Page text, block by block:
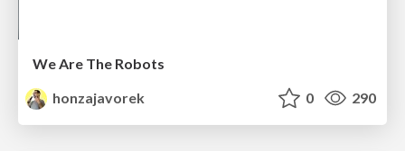
We Are The Robots
honzajavorek
0 290